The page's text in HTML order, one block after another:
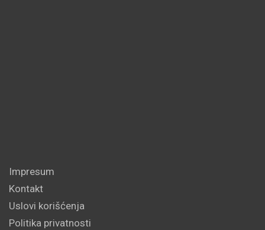
Impresum
Kontakt
Uslovi korišćenja
Politika privatnosti